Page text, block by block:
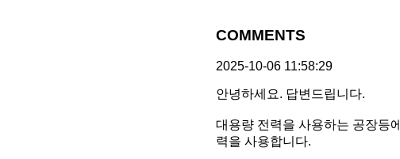
COMMENTS
2025-10-06 11:58:29
안녕하세요. 답변드립니다.
대용량 전력을 사용하는 공장등
력을 사용합니다.